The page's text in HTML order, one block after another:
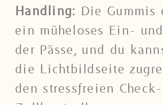
Handling: Die Gummis
ein müheloses Ein-
der Pässe, und du
die Lichtbildseite
den stressfreien